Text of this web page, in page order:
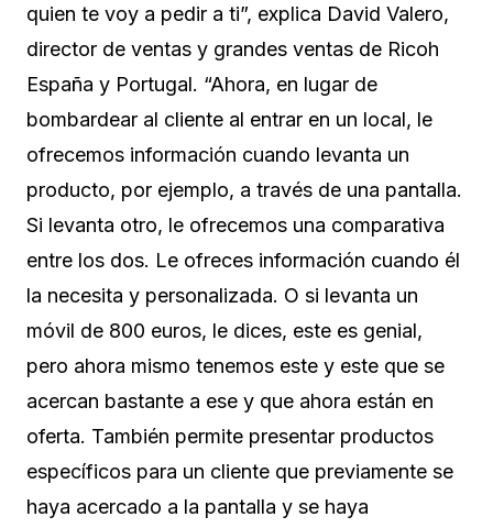
quien te voy a pedir a ti”, explica David Valero,
director de ventas y grandes ventas de Ricoh
España y Portugal. “Ahora, en lugar de
bombardear al cliente al entrar en un local, le
ofrecemos información cuando levanta un
producto, por ejemplo, a través de una pantalla.
Si levanta otro, le ofrecemos una comparativa
entre los dos. Le ofreces información cuando él
la necesita y personalizada. O si levanta un
móvil de 800 euros, le dices, este es genial,
pero ahora mismo tenemos este y este que se
acercan bastante a ese y que ahora están en
oferta. También permite presentar productos
específicos para un cliente que previamente se
haya acercado a la pantalla y se haya